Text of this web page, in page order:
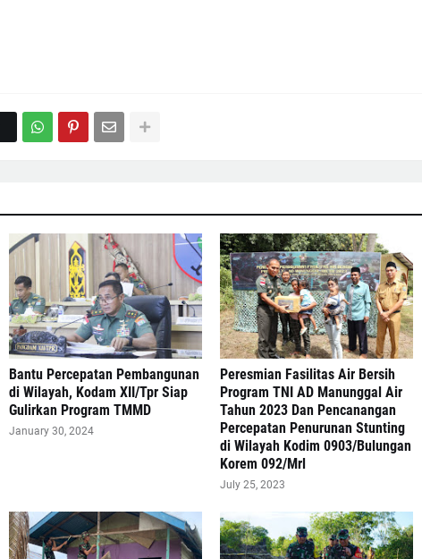
Bantu Percepatan Pembangunan
di Wilayah, Kodam XII/Tpr Siap
Gulirkan Program TMMD
January 30, 2024
Peresmian Fasilitas Air Bersih
Program TNI AD Manunggal Air
Tahun 2023 Dan Pencanangan
Percepatan Penurunan Stunting
di Wilayah Kodim 0903/Bulungan
Korem 092/Mrl
July 25, 2023